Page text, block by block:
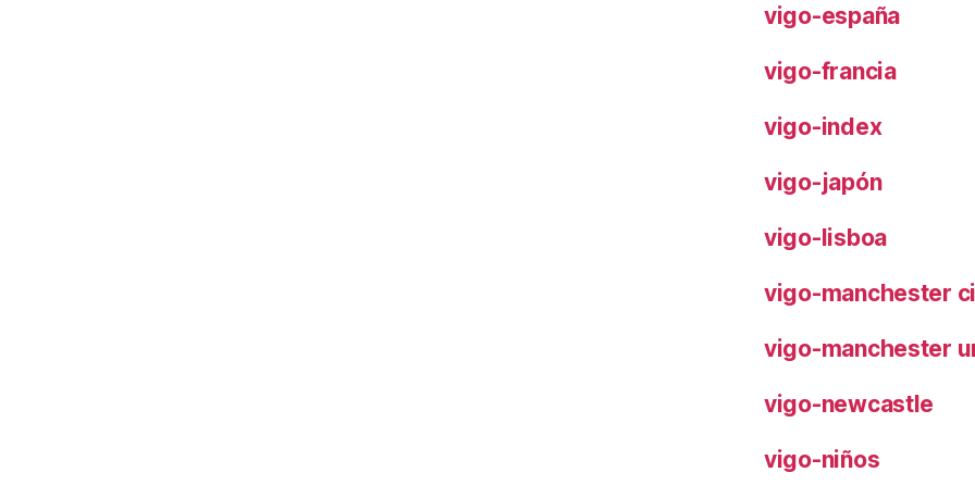
vigo-españa
vigo-francia
vigo-index
vigo-japón
vigo-lisboa
vigo-manchester
vigo-manchester
vigo-newcastle
vigo-niños